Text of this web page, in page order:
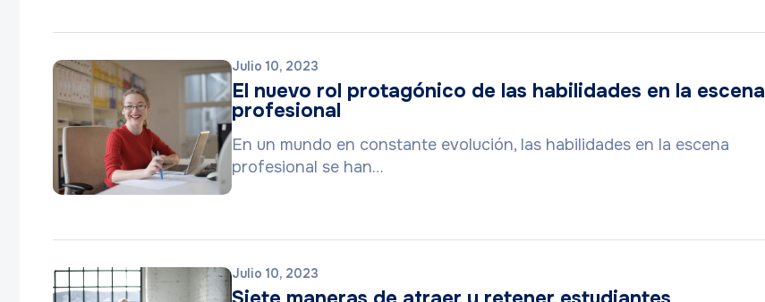
Julio 10, 2023
El nuevo rol protagónico de las habilidades en la escena
profesional
En un mundo en constante evolución, las habilidades en la escena
profesional se han…
Julio 10, 2023